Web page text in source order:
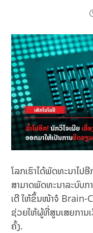
ໂລກເຮົາໄດ້ພັດທະນາໄ
ສາມາດພັດທະນາລະບົບ
ເຕີ ໃຫ້ຂຶ້ນໜ້າຈໍ Brain-
ຊ່ວຍໃຫ້ຜູ້ທີ່ສູນເສຍການເ
ຄັ້ງ.